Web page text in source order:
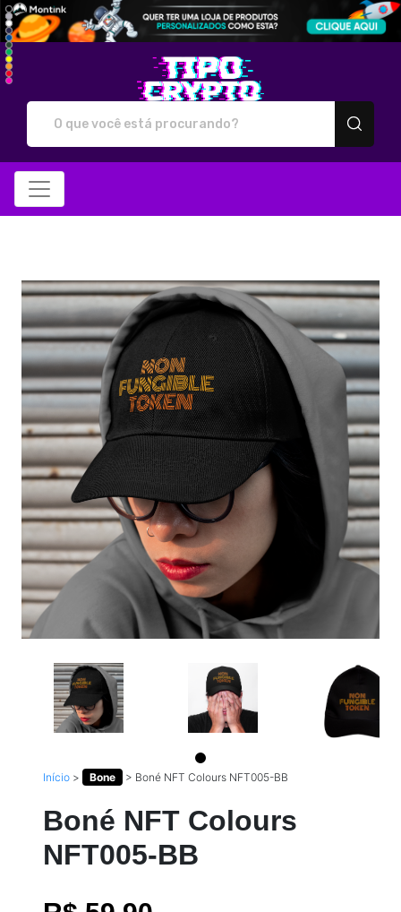
Início > Bone > Boné NFT Colours NFT005-BB
Boné NFT Colours
NFT005-BB